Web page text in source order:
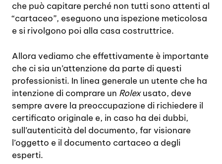
che può capitare perché non tutti sono attenti al
“cartaceo”, eseguono una ispezione meticolosa
e si rivolgono poi alla casa costruttrice.
Allora vediamo che effettivamente è importante
che ci sia un’attenzione da parte di questi
professionisti. In linea generale un utente che ha
intenzione di comprare un Rolexusato, deve
sempre avere la preoccupazione di richiedere il
certificato originale e, in caso ha dei dubbi,
sull’autenticità del documento, far visionare
l’oggetto e il documento cartaceo a degli
esperti.